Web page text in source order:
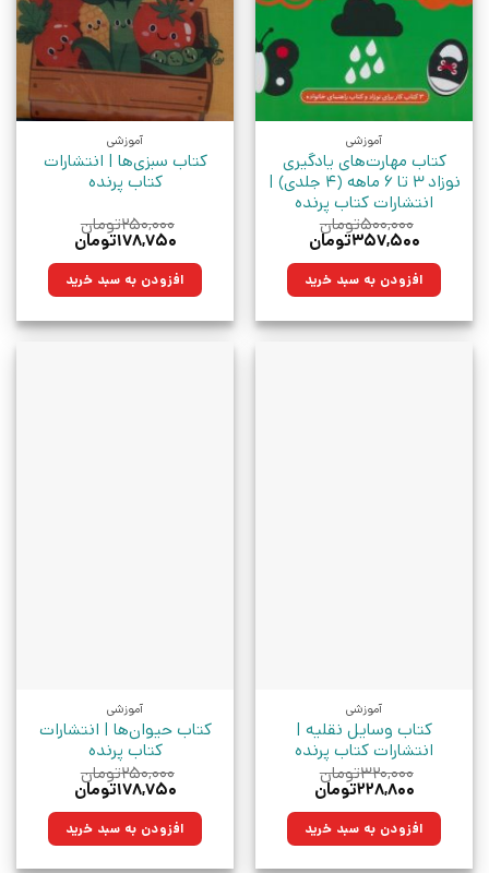
آموزشی
کتاب مهارت‌های یادگیری
نوزاد 3 تا 6 ماهه (4 جلدی) |
انتشارات کتاب پرنده
۵۰۰,۰۰۰تومان
قیمت
۵۰۰,۰۰۰تومان
بود.
۳۵۷,۵۰۰تومان
۳۵۷,۵۰۰تومان.افزودن به سبد خرید
آموزشی
کتاب سبزی‌ها | انتشارات
کتاب پرنده
۲۵۰,۰۰۰تومان
قیمت
۲۵۰,۰۰۰تومان
بود.
۱۷۸,۷۵۰تومان
۱۷۸,۷۵۰تومان.افزودن به سبد خرید
آموزشی
کتاب وسایل نقلیه |
انتشارات کتاب پرنده
۳۲۰,۰۰۰تومان
قیمت
۳۲۰,۰۰۰تومان
بود.
۲۲۸,۸۰۰تومان
۲۲۸,۸۰۰تومان.افزودن به سبد خرید
آموزشی
کتاب حیوان‌ها | انتشارات
کتاب پرنده
۲۵۰,۰۰۰تومان
قیمت
۲۵۰,۰۰۰تومان
بود.
۱۷۸,۷۵۰تومان
۱۷۸,۷۵۰تومان.افزودن به سبد خرید